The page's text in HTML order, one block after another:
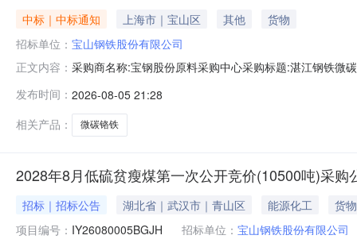
中标｜中标通知 上海市｜宝山区 其他
货物
招标单位： 宝山钢铁股份有限公司
正文内容： 采购商名称:宝钢股份原料采购中心采购标题:湛江钢铁微
发布时间： 2026-08-05 21:28
相关产品：
微碳铬铁
2028年8月低硫贫瘦煤第一次公开竞价(10500吨)采购
招标｜招标公告 湖北省｜武汉市｜青山区 能源化工
货物
项目编号： IY26080005BGJH 招标单位： 宝山钢铁股份有限公司